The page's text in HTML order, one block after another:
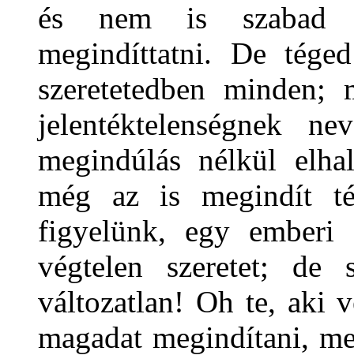
és nem is szabad
megindíttatni. De
szeretetedben
jelentéktelenségnek
megindúlás nélkül
még az is megindít
figyelünk, egy
végtelen szeretet; de
változatlan! Oh te, aki
magadat megindítani,